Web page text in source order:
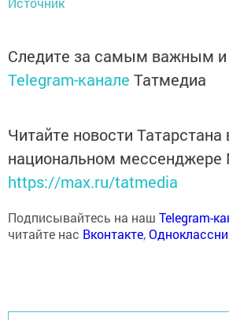
Следите за самым важным
Telegram-канале Татмедиа
Читайте новости Татарстана
национальном мессенджере
https://max.ru/tatmedia
Подписывайтесь на наш Telegram-
читайте нас Вконтакте,